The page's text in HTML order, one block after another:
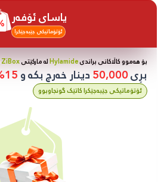
یاسای ئۆفەر
ئۆتۆماتیکی جێبەجێکرا
بۆ هەموو کاڵاکانی براندیHylamideلە مارکێتیZiBox
بڕی50,000دینار خەرج بکە و15%
ئۆتۆماتیکی جێبەجێکرا کاتێک گونجاوبوو